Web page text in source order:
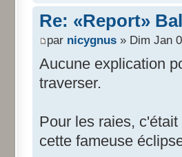
Re: «Report»
par nicygnus » Dim Jan
Aucune explication
traverser.
Pour les raies,
cette fameuse